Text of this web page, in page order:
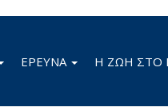
ΕΡΕΥΝΑ Η ΖΩΗ ΣΤΟ